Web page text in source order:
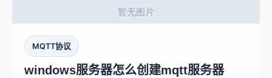
MQTT协议
windows服务器怎么创建mqtt服务器